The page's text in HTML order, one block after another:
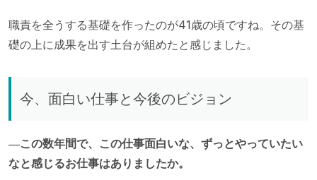
職責を全うする基礎を作ったのが41歳の頃ですね。その基
礎の上に成果を出す土台が組めたと感じました。
今、面白い仕事と今後のビジョン
―この数年間で、この仕事面白いな、ずっとやっていたい
なと感じるお仕事はありましたか。